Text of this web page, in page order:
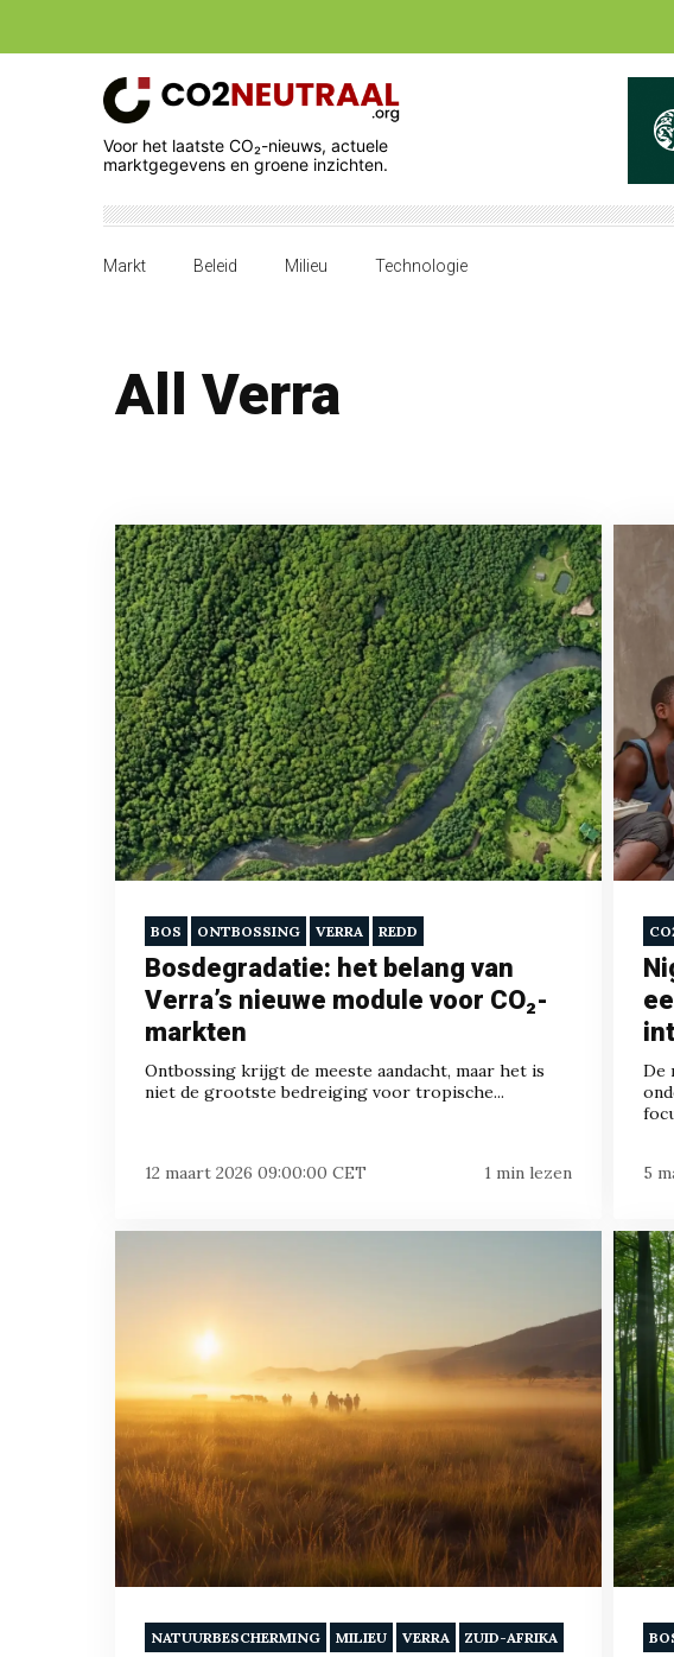
Voor het laatste CO₂-nieuws, actuele
marktgegevens en groene inzichten.
Markt Beleid Milieu Technologie
All Verra
BOS ONTBOSSING VERRA REDD
Bosdegradatie: het belang van
Verra’s nieuwe module voor CO₂-
markten
Ontbossing krijgt de meeste aandacht, maar het is
niet de grootste bedreiging voor tropische...
12 maart 2026 09:00:00 CET 1 min lezen
De
5
NATUURBESCHERMING MILIEU VERRA ZUID-AFRIKA